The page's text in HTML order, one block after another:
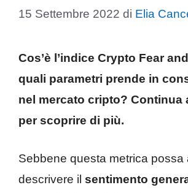
15 Settembre 2022 di Elia
Cos’è l’indice Crypto Fear
quali parametri prende in
nel mercato cripto? Continua
per scoprire di più.
Sebbene questa metrica possa
descrivere il sentimento